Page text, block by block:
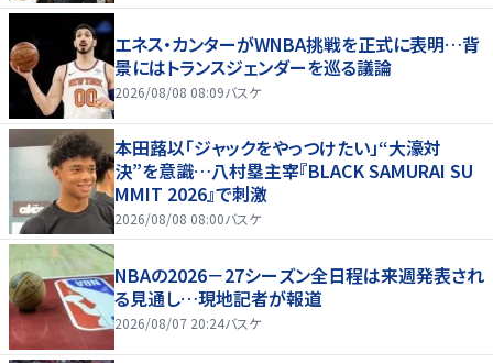
エネス・カンターがWNBA挑戦を正式に表明…背
景にはトランスジェンダーを巡る議論
2026/08/08 08:09バスケ
本田蕗以「ジャックをやっつけたい」“大濠対
決”を意識…八村塁主宰『BLACK SAMURAI SU
MMIT 2026』で刺激
2026/08/08 08:00バスケ
NBAの2026－27シーズン全日程は来週発表され
る見通し…現地記者が報道
2026/08/07 20:24バスケ